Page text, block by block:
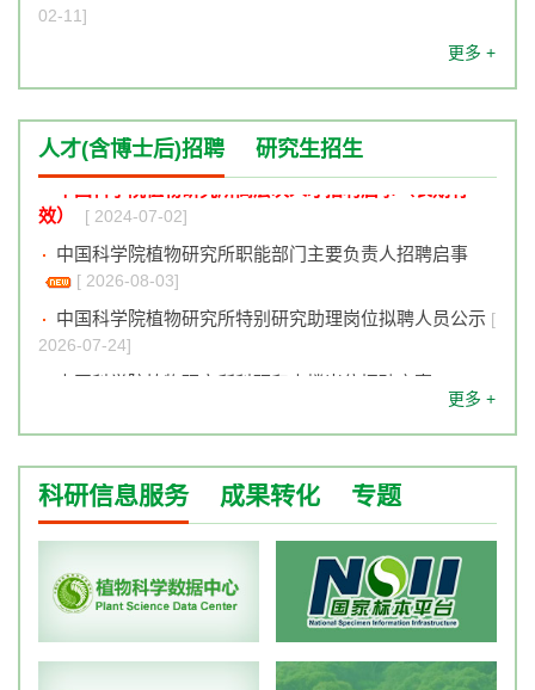
02-11]
中国科学院植物研究所职能部门主要负责人招聘启事
中国科学院植物研究所特别研究助理（博士后）招聘启
事[ 2026-06-17]
诚邀海外青年人才依托中国科学院植物研究所申报优青
（海外）项目
[ 2026-03-31]
中国科学院植物研究所袁耀武研究组招聘启事
02-11]
更多 +
人才(含博士后)招聘 研究生招生
效）
[ 2024-07-02]
中国科学院植物研究所职能部门主要负责人招聘启事
[ 2026-08-03]
中国科学院植物研究所特别研究助理岗位拟聘人员公示 [
2026-07-24]
中国科学院植物研究所科研和支撑岗位招聘启事
20]
中国科学院植物研究所高层次人才招聘启事（长期有
中国科学院植物研究所职能部门主要负责人招聘启事
[ 2026-08-03]
2026-07-24]
更多 +
科研信息服务 成果转化 专题